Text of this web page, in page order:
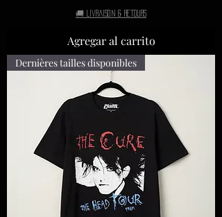
🚚 Livraison & retours
Agregar al carrito
Dernières tailles disponibles